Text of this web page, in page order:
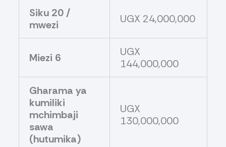
Siku 20 /
mwezi
UGX 24,000,000
Miezi 6
UGX
144,000,000
Gharama ya
kumiliki
mchimbaji
sawa
(hutumika)
UGX
130,000,000